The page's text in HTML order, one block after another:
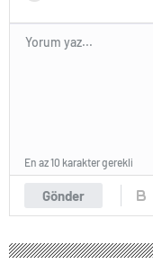
Gönder
En az 10 karakter gerekli